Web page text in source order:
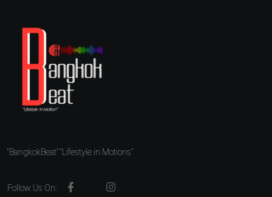
“BangkokBeat” “Lifestyle in Motions”
Follow Us On: